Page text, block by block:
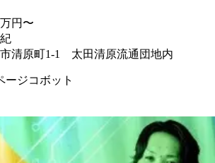
円〜
清原町1-1 太田清原流通団地内
ージコボット